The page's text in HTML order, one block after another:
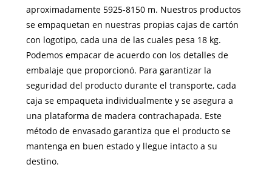
aproximadamente 5925-8150 m. Nuestros productos
se empaquetan en nuestras propias cajas de cartón
con logotipo, cada una de las cuales pesa 18 kg.
Podemos empacar de acuerdo con los detalles de
embalaje que proporcionó. Para garantizar la
seguridad del producto durante el transporte, cada
caja se empaqueta individualmente y se asegura a
una plataforma de madera contrachapada. Este
método de envasado garantiza que el producto se
mantenga en buen estado y llegue intacto a su
destino.